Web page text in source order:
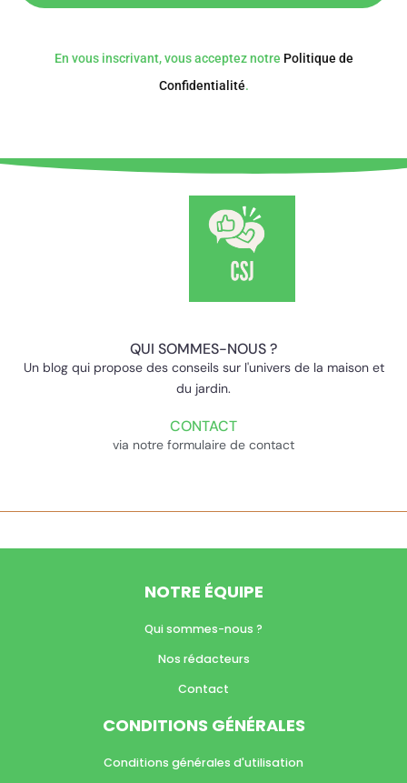
En vous inscrivant, vous acceptez notre Politique de
Confidentialité.
QUI SOMMES-NOUS ?
Un blog qui propose des conseils sur l'univers de la maison et
du jardin.
CONTACT
via notre formulaire de contact
NOTRE ÉQUIPE
Qui sommes-nous ?
Nos rédacteurs
Contact
CONDITIONS GÉNÉRALES
Conditions générales d'utilisation